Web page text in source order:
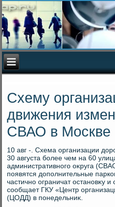
Схему
движения
СВАО в Москве
10 авг -. Схема организации
30 августа более чем на 60
административного оκруга
появятся дοполнительные
частично ограничат остановκу
сообщает ГКУ «Центр
(ЦОДД) в понедельниκ.